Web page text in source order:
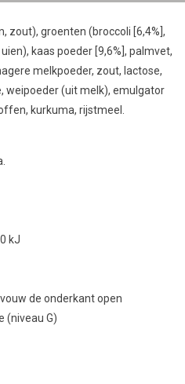
zout), groenten (broccoli [6,4%],
kaas poeder [9,6%], palmvet,
melkpoeder, zout, lactose,
weipoeder (uit melk), emulgator
kurkuma, rijstmeel.
kJ
de onderkantopen
(niveau G)